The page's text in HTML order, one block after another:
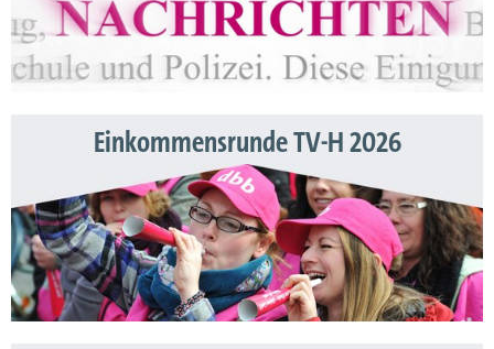
Einkommensrunde TV-H 2026